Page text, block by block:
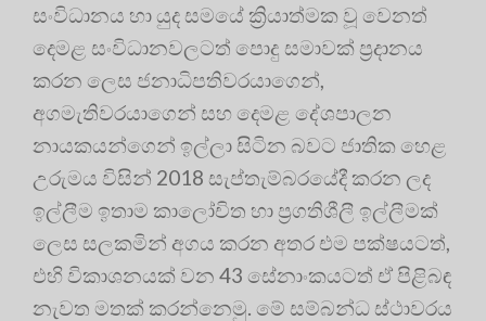
සංවිධානය හා යුද සමයේ ක්‍රියාත්මක වූ වෙනත්
දෙමළ සංවිධානවලටත් පොදු සමාවක් ප්‍ර‍දානය
කරන ලෙස ජනාධිපතිවරයාගෙන්,
අගමැතිවරයාගෙන් සහ දෙමළ දේශපාලන
නායකයන්ගෙන් ඉල්ලා සිටින බවට ජාතික හෙළ
උරුමය විසින් 2018 සැප්තැම්බරයේදී කරන ලද
ඉල්ලීම ඉතාම කාලෝචිත හා ප්‍ර‍ගතිශීලී ඉල්ලීමක්
ලෙස සලකමින් අගය කරන අතර එම පක්ෂයටත්,
එහි විකාශනයක් වන 43 සේනාංකයටත් ඒ පිළිබඳ
නැවත මතක් කරන්නෙමු. මේ සම්බන්ධ ස්ථාවරය